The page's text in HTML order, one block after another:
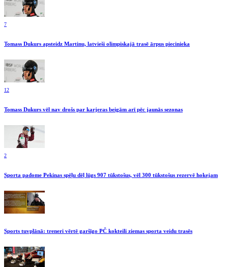
7
Tomass Dukurs apsteidz Martinu, latvieši olimpiskajā trasē ārpus piecinieka
12
Tomass Dukurs vēl nav drošs par karjeras beigām arī pēc jaunās sezonas
2
Sporta padome Pekinas spēļu dēļ lūgs 907 tūkstošus, vēl 300 tūkstošus rezervē hokejam
Sports tuvplānā: treneri vērtē garšīgo PČ kokteili ziemas sporta veidu trasēs